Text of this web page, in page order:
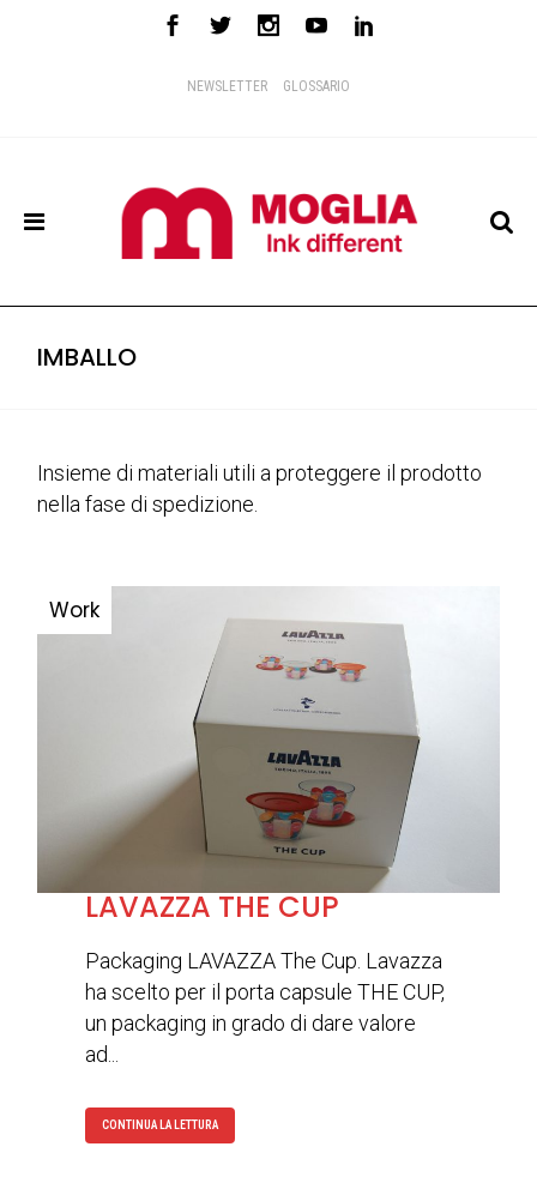
NEWSLETTER GLOSSARIO
IMBALLO
Insieme di materiali utili a proteggere il prodotto
nella fase di spedizione.
LAVAZZA THE CUP
Packaging LAVAZZA The Cup. Lavazza
ha scelto per il porta capsule THE CUP,
un packaging in grado di dare valore
ad...
CONTINUA LA LETTURA